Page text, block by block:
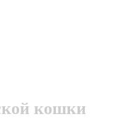
кошки